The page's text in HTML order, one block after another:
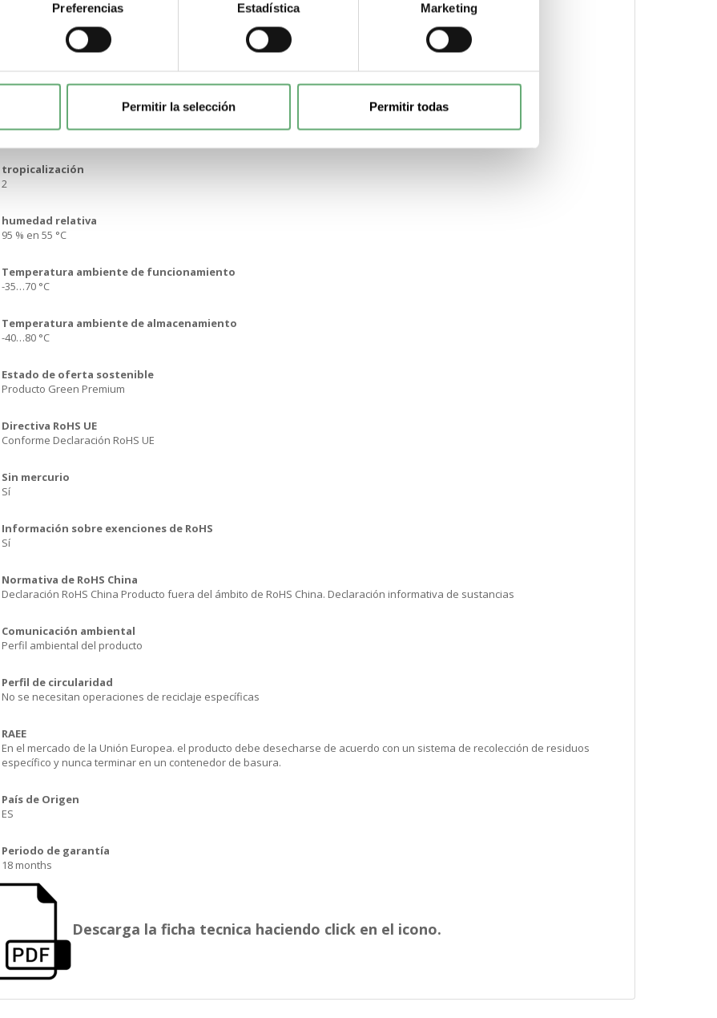
Preferencias Estadística Marketing
Permitir la selección Permitir todas
IP2IPxx B
3
tropicalización
2
humedad relativa
95 % en 55 °C
Temperatura ambiente de funcionamiento
-35…70 °C
Temperatura ambiente de almacenamiento
-40…80 °C
Estado de oferta sostenible
Producto Green Premium
Directiva RoHS UE
Conforme Declaración RoHS UE
Sin mercurio
Sí
Información sobre exenciones de RoHS
Sí
Normativa de RoHS China
Declaración RoHS China Producto fuera del ámbito de RoHS China. Declaración informativa de sustancias
Comunicación ambiental
Perfil ambiental del producto
Perfil de circularidad
No se necesitan operaciones de reciclaje específicas
RAEE
En el mercado de la Unión Europea. el producto debe desecharse de acuerdo con un sistema de recolección de residuos
específico y nunca terminar en un contenedor de basura.
País de Origen
ES
Periodo de garantía
18 months
Descarga la ficha tecnica haciendo click en el icono.